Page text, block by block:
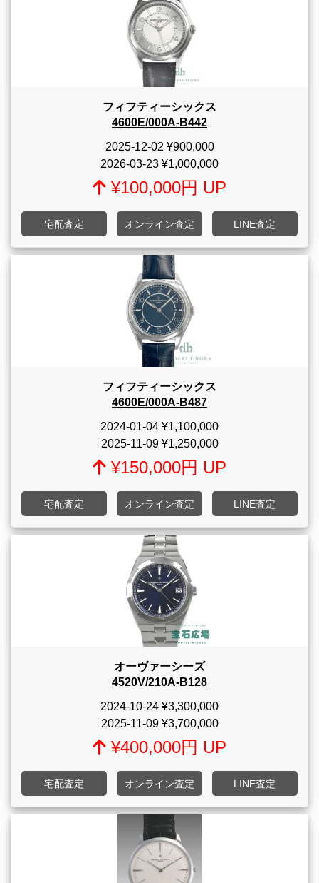
フィフティーシックス
4600E/000A-B442
2025-12-02 ¥900,000
2026-03-23 ¥1,000,000
¥100,000円 UP
宅配査定 オンライン査定 LINE査定
フィフティーシックス
4600E/000A-B487
2024-01-04 ¥1,100,000
2025-11-09¥1,250,000
¥150,000円 UP
宅配査定 オンライン査定 LINE査定
オーヴァーシーズ
4520V/210A-B128
2024-10-24 ¥3,300,000
2025-11-09¥3,700,000
¥400,000円 UP
宅配査定 オンライン査定 LINE査定